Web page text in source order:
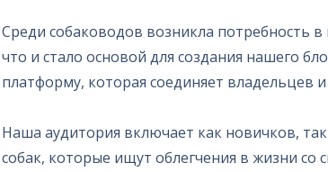
Среди собаководов возникла потребность
что и стало основой для создания нашего
платформу, которая соединяет владельцев и
Наша аудитория включает как новичков,
собак, которые ищут облегчения в жизни